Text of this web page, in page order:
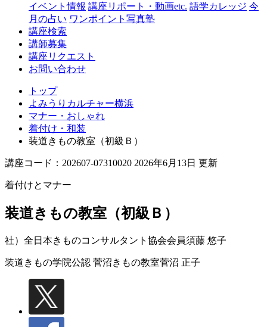
イベント情報 講座リポート・動画etc. 語学カレッジ 今
月の占い ワンポイント写真塾
講座検索
講師募集
講座リクエスト
お問い合わせ
トップ
よみうりカルチャー横浜
マナー・おしゃれ
着付け・和装
装道きもの教室（初級Ｂ）
講座コード：202607-07310020 2026年6月13日 更新
着付けとマナー
装道きもの教室（初級Ｂ）
社）全日本きものコンサルタント協会会員須藤 悠子
装道きもの学院公認 菅沼きもの教室菅沼 正子